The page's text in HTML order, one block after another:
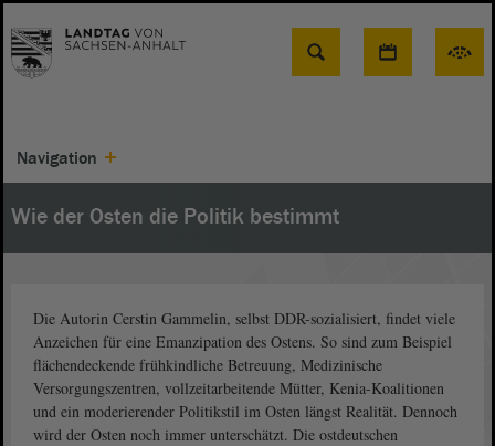
Suche
Navigation
Wie der Osten die Politik bestimmt
Die Autorin Cerstin Gammelin, selbst DDR-sozialisiert, findet viele
Anzeichen für eine Emanzipation des Ostens. So sind zum Beispiel
flächendeckende frühkindliche Betreuung, Medizinische
Versorgungszentren, vollzeitarbeitende Mütter, Kenia-Koalitionen
und ein moderierender Politikstil im Osten längst Realität. Dennoch
wird der Osten noch immer unterschätzt. Die ostdeutschen